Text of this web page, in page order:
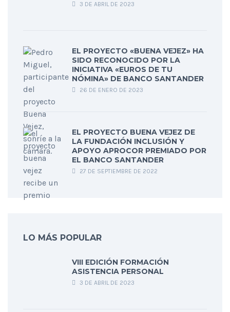
3 DE ABRIL DE 2023
EL PROYECTO «BUENA VEJEZ» HA
SIDO RECONOCIDO POR LA
INICIATIVA «EUROS DE TU
NÓMINA» DE BANCO SANTANDER
26 DE ENERO DE 2023
EL PROYECTO BUENA VEJEZ DE
LA FUNDACIÓN INCLUSIÓN Y
APOYO APROCOR PREMIADO POR
EL BANCO SANTANDER
27 DE SEPTIEMBRE DE 2022
LO MÁS POPULAR
VIII EDICIÓN FORMACIÓN
ASISTENCIA PERSONAL
3 DE ABRIL DE 2023